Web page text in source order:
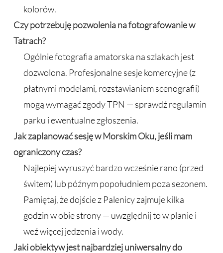
kolorów.
Czy potrzebuję pozwolenia na fotografowanie w
Tatrach?
Ogólnie fotografia amatorska na szlakach jest
dozwolona. Profesjonalne sesje komercyjne (z
płatnymi modelami, rozstawianiem scenografii)
mogą wymagać zgody TPN — sprawdź regulamin
parku i ewentualne zgłoszenia.
Jak zaplanować sesję w Morskim Oku, jeśli mam
ograniczony czas?
Najlepiej wyruszyć bardzo wcześnie rano (przed
świtem) lub późnym popołudniem poza sezonem.
Pamiętaj, że dojście z Palenicy zajmuje kilka
godzin w obie strony — uwzględnij to w planie i
weź więcej jedzenia i wody.
Jaki obiektyw jest najbardziej uniwersalny do